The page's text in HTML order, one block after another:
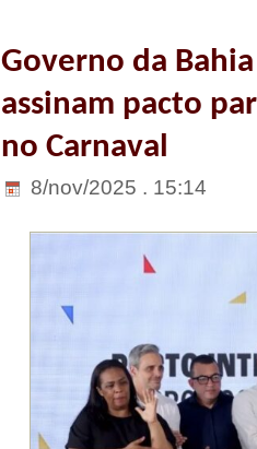
Governo da
assinam pacto
no Carnaval
8/nov/2025 . 15:14